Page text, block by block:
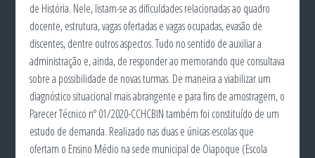
de História. Nele, listam-se as dificuldades relacionadas ao quadro
docente, estrutura, vagas ofertadas e vagas ocupadas, evasão de
discentes, dentre outros aspectos. Tudo no sentido de auxiliar a
administração e, ainda, de responder ao memorando que consultava
sobre a possibilidade de novas turmas. De maneira a viabilizar um
diagnóstico situacional mais abrangente e para fins de amostragem, o
Parecer Técnico nº 01/2020-CCHCBIN também foi constituído de um
estudo de demanda. Realizado nas duas e únicas escolas que
ofertam o Ensino Médio na sede municipal de Oiapoque (Escola